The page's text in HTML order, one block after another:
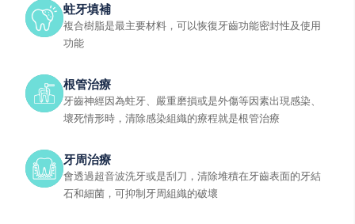
蛀牙填補
複合樹脂是最主要材料，可以恢復牙齒功能密封性及使用
功能
根管治療
牙齒神經因為蛀牙、嚴重磨損或是外傷等因素出現感染、
壞死情形時，清除感染組織的療程就是根管治療
牙周治療
會透過超音波洗牙或是刮刀，清除堆積在牙齒表面的牙結
石和細菌，可抑制牙周組織的破壞